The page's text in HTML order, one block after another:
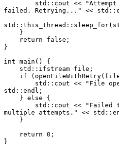
failed. Retrying..." <<
    }
    return false;
}
int main() {
    std::ifstream file;
if
std::endl;
    } else {
multiple attempts." <<
    }
    return 0;
}